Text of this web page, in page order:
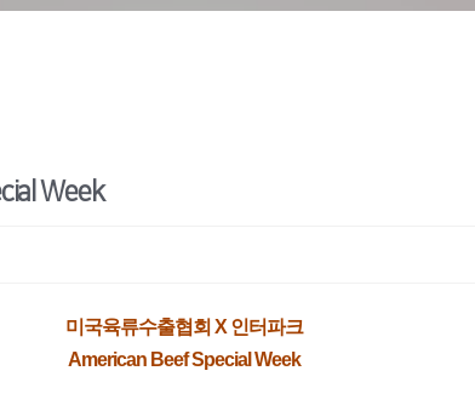
Week
미국육류수출협회 X 인터파크
American Beef Special Week